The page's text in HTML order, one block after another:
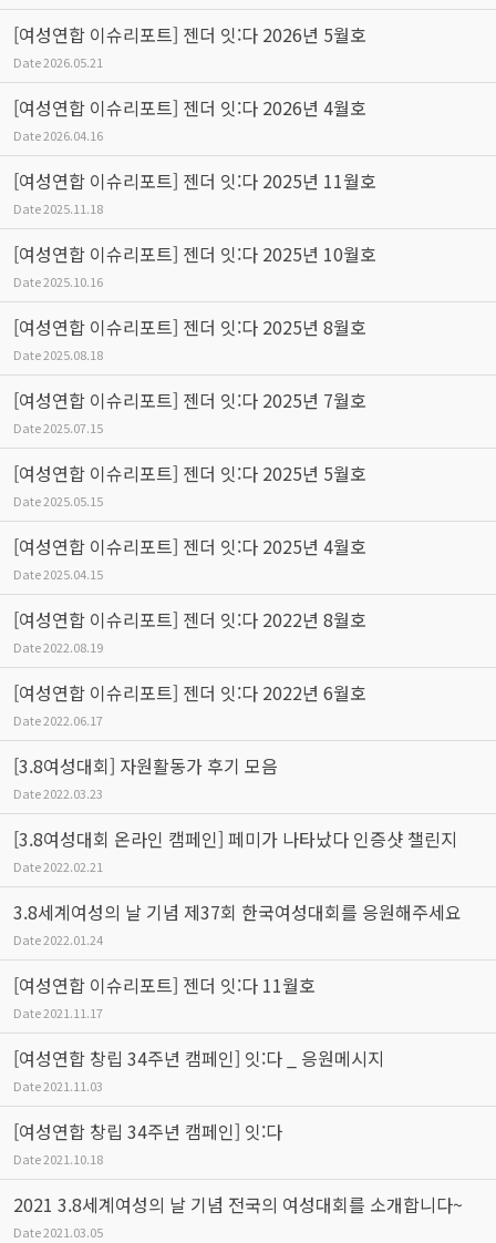
[여성연합 이슈리포트] 젠더 잇:다 2026년 5월호
Date2026.05.21
[여성연합 이슈리포트] 젠더 잇:다 2026년 4월호
Date2026.04.16
[여성연합 이슈리포트] 젠더 잇:다 2025년 11월호
Date2025.11.18
[여성연합 이슈리포트] 젠더 잇:다 2025년 10월호
Date2025.10.16
[여성연합 이슈리포트] 젠더 잇:다 2025년 8월호
Date2025.08.18
[여성연합 이슈리포트] 젠더 잇:다 2025년 7월호
Date2025.07.15
[여성연합 이슈리포트] 젠더 잇:다 2025년 5월호
Date2025.05.15
[여성연합 이슈리포트] 젠더 잇:다 2025년 4월호
Date2025.04.15
[여성연합 이슈리포트] 젠더 잇:다 2022년 8월호
Date2022.08.19
[여성연합 이슈리포트] 젠더 잇:다 2022년 6월호
Date2022.06.17
[3.8여성대회] 자원활동가 후기 모음
Date2022.03.23
[3.8여성대회 온라인 캠페인] 페미가 나타났다 인증샷 챌린지
Date2022.02.21
3.8세계여성의 날 기념 제37회 한국여성대회를 응원해주세요
Date2022.01.24
[여성연합 이슈리포트] 젠더 잇:다 11월호
Date2021.11.17
[여성연합 창립 34주년 캠페인] 잇:다 _ 응원메시지
Date2021.11.03
[여성연합 창립 34주년 캠페인] 잇:다
Date2021.10.18
2021 3.8세계여성의 날 기념 전국의 여성대회를 소개합니다~
Date2021.03.05